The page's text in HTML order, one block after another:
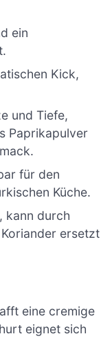
ein
Kick,
und Tiefe,
Paprikapulver
für den
Küche.
kann durch
ersetzt
eine cremige
eignet sich